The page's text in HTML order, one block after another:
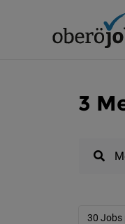
3
30 Jobs